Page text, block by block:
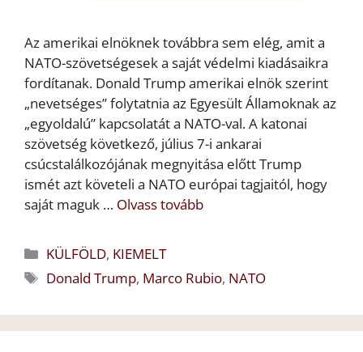
Az amerikai elnöknek továbbra sem elég, amit a
NATO-szövetségesek a saját védelmi kiadásaikra
fordítanak. Donald Trump amerikai elnök szerint
„nevetséges” folytatnia az Egyesült Államoknak az
„egyoldalú” kapcsolatát a NATO-val. A katonai
szövetség következő, július 7-i ankarai
csúcstalálkozójának megnyitása előtt Trump
ismét azt követeli a NATO európai tagjaitól, hogy
saját maguk … Olvass tovább
Kategória
KÜLFÖLD, KIEMELT
Címkék
Donald Trump, Marco Rubio, NATO